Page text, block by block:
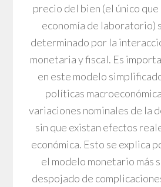
precio del bien (el único
economía de laboratorio)
determinado por la
monetaria y fiscal. Es
en este modelo
políticas
variaciones nominales de la
sin que existan efectos
económica. Esto se explica
el modelo monetario más
despojado de